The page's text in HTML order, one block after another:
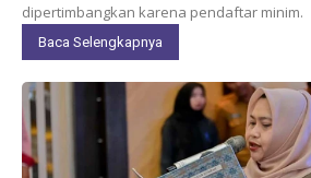
dipertimbangkan karena pendaftar minim.
Baca Selengkapnya